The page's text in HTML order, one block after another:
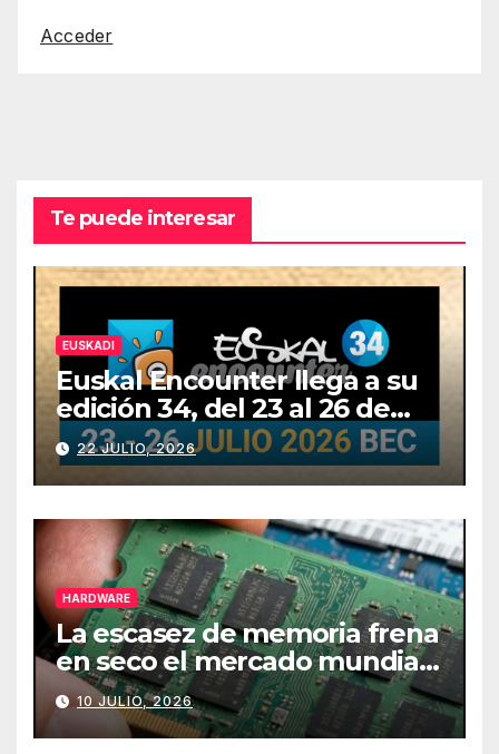
Acceder
Te puede interesar
EUSKADI
Euskal Encounter llega a su
edición 34, del 23 al 26 de
julio
22 JULIO, 2026
HARDWARE
La escasez de memoria frena
en seco el mercado mundial
de PCs
10 JULIO, 2026